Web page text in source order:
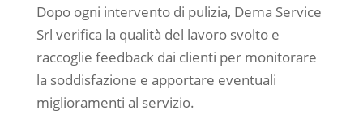
Dopo ogni intervento di pulizia, Dema Service
Srl verifica la qualità del lavoro svolto e
raccoglie feedback dai clienti per monitorare
la soddisfazione e apportare eventuali
miglioramenti al servizio.